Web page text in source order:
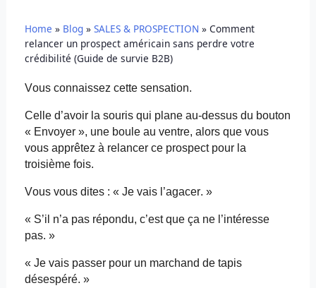
Home » Blog» SALES & PROSPECTION » Comment
relancer un prospect américain sans perdre votre
crédibilité (Guide de survie B2B)
Vous connaissez cette sensation.
Celle d’avoir la souris qui plane au-dessus du bouton
« Envoyer », une boule au ventre, alors que vous
vous apprêtez à relancer ce prospect pour la
troisième fois.
Vous vous dites : « Je vais l’agacer. »
« S’il n’a pas répondu, c’est que ça ne l’intéresse
pas. »
« Je vais passer pour un marchand de tapis
désespéré. »